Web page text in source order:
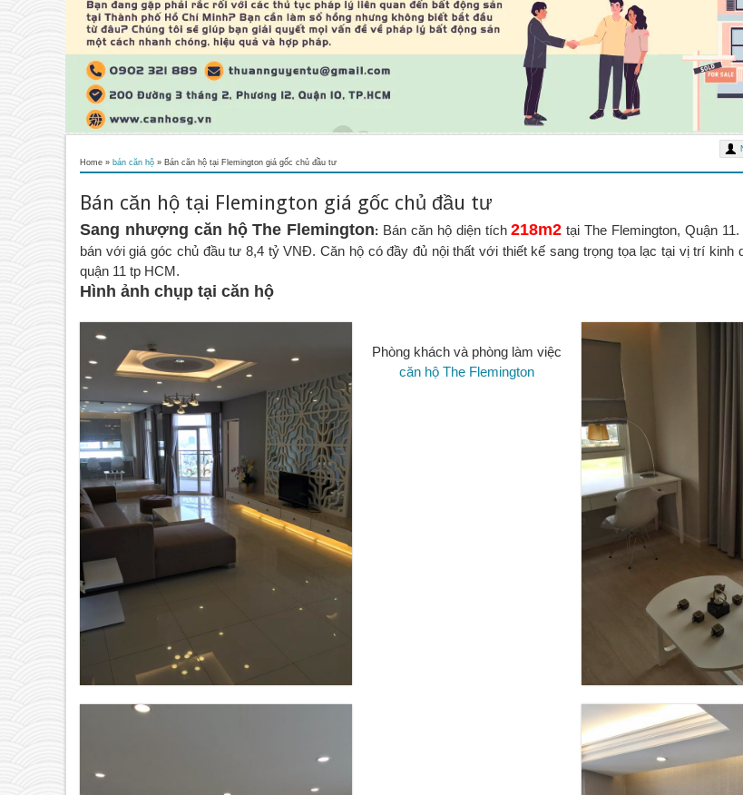
Home » bán căn hộ » Bán căn hộ tại Flemington giá gốc chủ đầu tư
Bán căn hộ tại Flemington giá gốc chủ đầu tư
Sang nhượng căn hộ The Flemington: Bán căn hộ diện tích218m2 tại The Flemington, Quận
bán với giá góc chủ đầu tư 8,4 tỷ VNĐ. Căn hộ có đầy đủ nội thất với thiết kế sang trọng tọa lạc tại vị trí kinh
quận 11 tp HCM.
Hình ảnh chụp tại căn hộ
Phòng khách và phòng làm việc
căn hộ The Flemington